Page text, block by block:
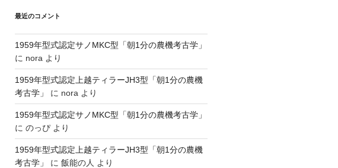
最近のコメント
1959年型式認定サノMKC型「朝1分の農機考古学」
に nora より
1959年型式認定上越ティラーJH3型「朝1分の農機
考古学」
に nora より
1959年型式認定サノMKC型「朝1分の農機考古学」
に のっぴより
1959年型式認定上越ティラーJH3型「朝1分の農機
考古学」
に 飯能の人 より